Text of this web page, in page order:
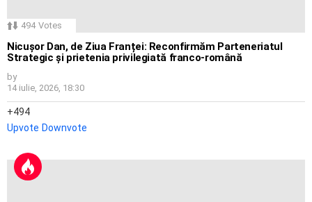
494 Votes
Nicușor Dan, de Ziua Franței: Reconfirmăm Parteneriatul
Strategic și prietenia privilegiată franco-română
by
14 iulie, 2026, 18:30
494
Upvote Downvote